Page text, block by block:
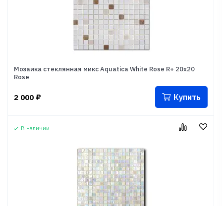
Мозаика стеклянная микс Aquatica White Rose R+ 20x20
Rose
2 000 ₽ Купить
В наличии